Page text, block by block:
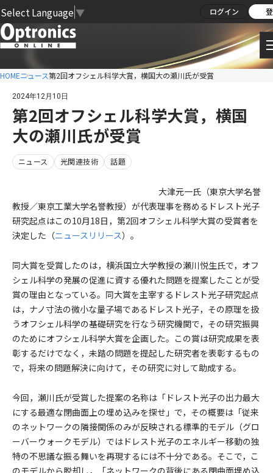
Select Language ▼ ログイン
HOMEニュース第2回オフシェル科学大賞，横国大の瀬川氏が受賞
2024年12月10日
第2回オフシェル科学大賞，横国
大の瀬川氏が受賞
ニュース 光関連技術 話題
大津元一氏（東京大学名誉
教授／東京工業大学名誉教授）が代表理事を務めるドレスト光子
研究起点はこの10月18日，第2回オフシェル科学大賞の受賞者を
決定した（ニュースリリース）。
同大賞を受賞したのは，横浜国立大学教授の瀬川悦生氏で，オフ
シェル科学の発展の促進に資する優れた問題を提案したことが受
賞の理由となっている。同大賞を主宰するドレスト光子研究起点
は，ナノ寸法の微小な量子場であるドレスト光子，その原理を扱
うオフシェル科学の基礎研究を行なう研究機関で，その研究振興
のためにオフシェル科学大賞を企画した。この賞は研究成果を表
彰するだけでなく，未踏の問題を提起した研究者を表彰するもの
で，将来の問題解決に向けて，その研究に対して助成する。
今回，瀬川氏が受賞した提案の名称は「ドレスト光子の出力最大
にする最適な閉曲面上の埋め込みを探せ」で，その概要は「従来
のネットワークの隣接関係のみが反映される標準的モデル（グロ
ーバーウォークモデル）ではドレスト光子のエネルギー移動の独
特の不思議な振る舞いを再現するには不十分である。そこで，こ
のモデルから脱却し，「ネットワークの背後にある閉曲面埋め込